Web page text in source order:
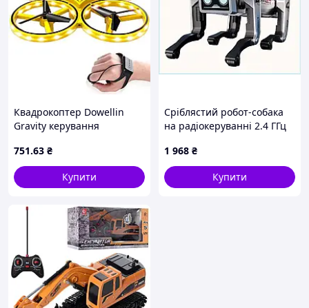
Квадрокоптер Dowellin
Gravity керування
751.63 ₴
Купити
Сріблястий робот-собака
на радіокеруванні 2.4 ГГц
1 968 ₴
Купити